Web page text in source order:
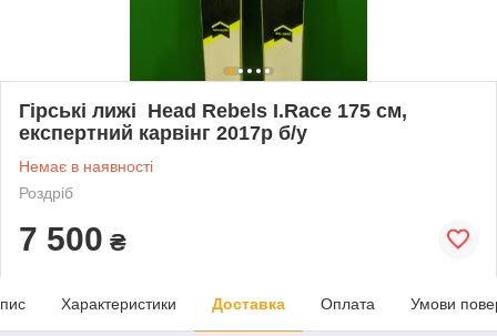
Гірські лижі Head Rebels I.Race 175 см,
експертний карвінг 2017р б/у
Немає в наявності
Роздріб
7 500 ₴
Характеристики Доставка Оплата Умови